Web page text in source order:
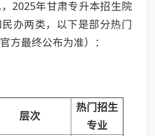
2025年甘肃专升本招生院
办两类，以下是部分热门
方最终公布为准）：
层次
热门招生
专业